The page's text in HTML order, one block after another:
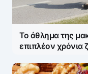
Το άθλημα της
επιπλέον χρόνια